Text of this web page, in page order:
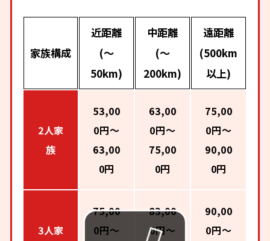
家族構成
近距離
(～
50km)
中距離
(～
200km)
遠距離
(500km
以上)
2人家
族
53,00
0円～
63,00
0円
63,00
0円～
75,00
0円
75,00
0円～
90,00
0円
3人家
75,00
0円～
83,00
0円～
90,00
0円～